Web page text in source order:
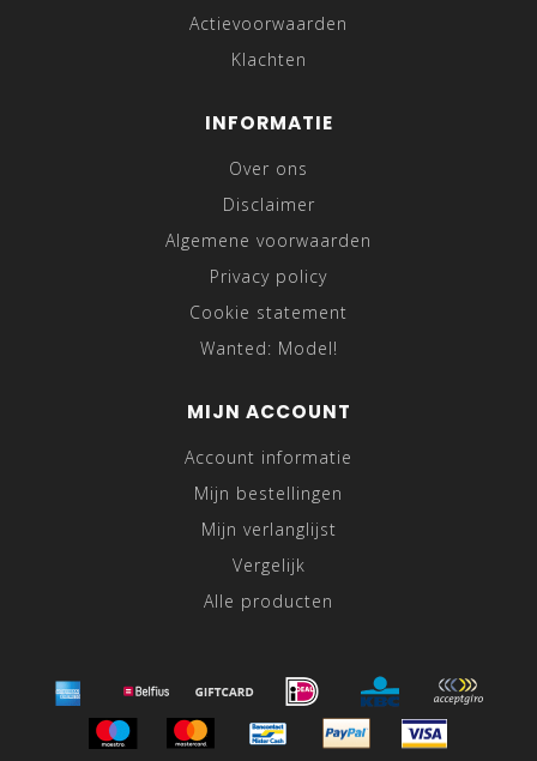
Actievoorwaarden
Klachten
INFORMATIE
Over ons
Disclaimer
Algemene voorwaarden
Privacy policy
Cookie statement
Wanted: Model!
MIJN ACCOUNT
Account informatie
Mijn bestellingen
Mijn verlanglijst
Vergelijk
Alle producten